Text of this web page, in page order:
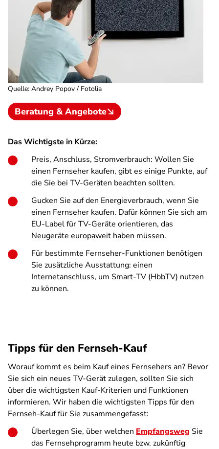
Quelle: Andrey Popov / Fotolia
Beratung & Angebote
Das Wichtigste in Kürze:
Preis, Anschluss, Stromverbrauch: Wollen Sie
einen Fernseher kaufen, gibt es einige Punkte, auf
die Sie bei TV-Geräten beachten sollten.
Gucken Sie auf den Energieverbrauch, wenn Sie
einen Fernseher kaufen. Dafür können Sie sich am
EU-Label für TV-Geräte orientieren, das
Neugeräte europaweit haben müssen.
Für bestimmte Fernseher-Funktionen benötigen
Sie zusätzliche Ausstattung: einen
Internetanschluss, um Smart-TV (HbbTV) nutzen
zu können.
Tipps für den Fernseh-Kauf
Worauf kommt es beim Kauf eines Fernsehers an? Bevor
Sie sich ein neues TV-Gerät zulegen, sollten Sie sich
über die wichtigsten Kauf-Kriterien und Funktionen
informieren. Wir haben die wichtigsten Tipps für den
Fernseh-Kauf für Sie zusammengefasst:
Überlegen Sie, über welchen Empfangsweg Sie
das Fernsehprogramm heute bzw. zukünftig